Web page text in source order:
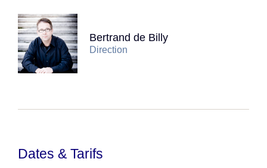
Bertrand de Billy
Direction
Dates & Tarifs